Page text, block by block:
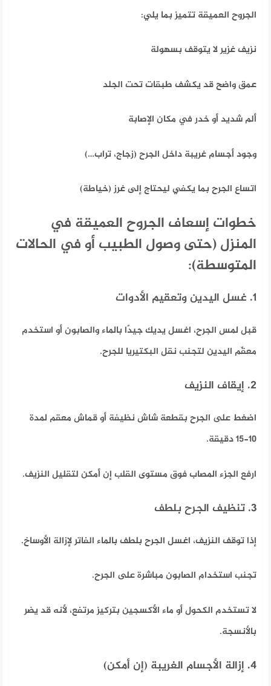
الجروح العميقة تتميز بما يلي:
نزيف غزير لا يتوقف بسهولة
عمق واضح قد يكشف طبقات تحت الجلد
ألم شديد أو خدر في مكان الإصابة
وجود أجسام غريبة داخل الجرح (زجاج، تراب…)
اتساع الجرح بما يكفي ليحتاج إلى غرز (خياطة)
خطوات إسعاف الجروح العميقة في
المنزل (حتى وصول الطبيب أو في الحالات
المتوسطة):
1. غسل اليدين وتعقيم الأدوات
قبل لمس الجرح، اغسل يديك جيدًا بالماء والصابون أو استخدم
معقّم اليدين لتجنب نقل البكتيريا للجرح.
2. إيقاف النزيف
اضغط على الجرح بقطعة شاش نظيفة أو قماش معقم لمدة
10-15 دقيقة.
ارفع الجزء المصاب فوق مستوى القلب إن أمكن لتقليل النزيف.
3. تنظيف الجرح بلطف
إذا توقف النزيف، اغسل الجرح بلطف بالماء الفاتر لإزالة الأوساخ.
تجنب استخدام الصابون مباشرة على الجرح.
لا تستخدم الكحول أو ماء الأكسجين بتركيز مرتفع، لأنه قد يضر
بالأنسجة.
4. إزالة الأجسام الغريبة (إن أمكن)